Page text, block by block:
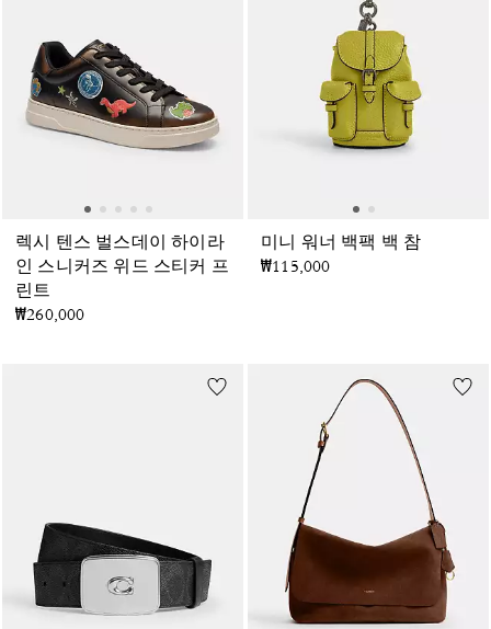
렉시 텐스 벌스데이 하이라
인 스니커즈 위드 스티커 프
린트
₩260,000
미니 워너 백팩 백 참
₩115,000